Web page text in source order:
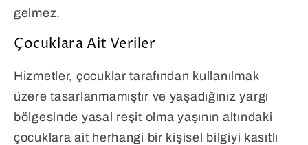
gelmez.
Çocuklara Ait Veriler
Hizmetler, çocuklar tarafından kullanılmak
üzere tasarlanmamıştır ve yaşadığınız yargı
bölgesinde yasal reşit olma yaşının altındaki
çocuklara ait herhangi bir kişisel bilgiyi kasıtlı